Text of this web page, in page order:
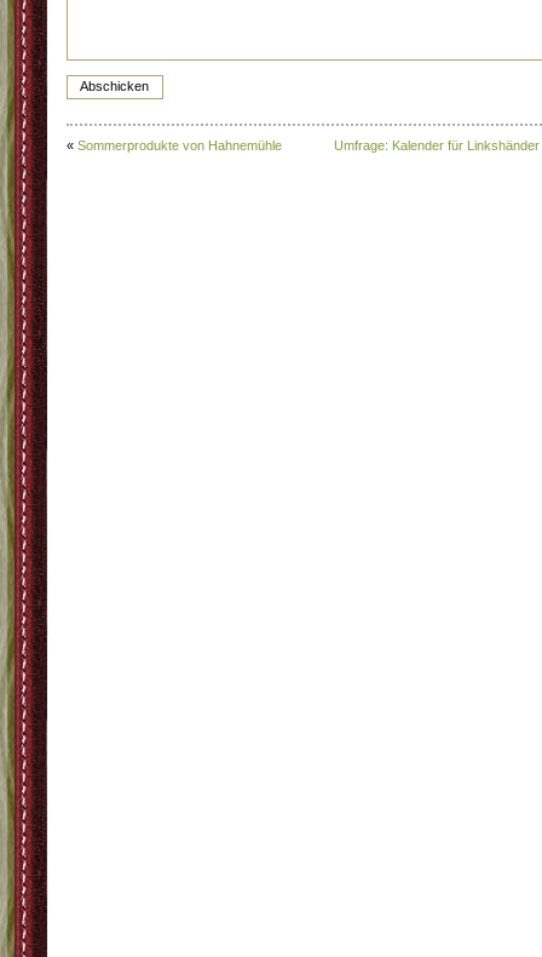
« Sommerprodukte von Hahnemühle Umfrage: Kalender für Linkshänder